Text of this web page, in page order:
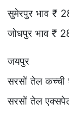
सुमेरपुर भाव ₹
जोधपुर भाव ₹
जयपुर
सरसों तेल कच्ची
सरसों तेल